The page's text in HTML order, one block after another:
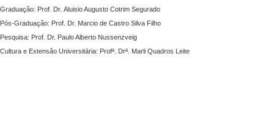
Graduação: Prof. Dr. Aluisio Augusto Cotrim Segurado
Pós-Graduação: Prof. Dr. Marcio de Castro Silva Filho
Pesquisa: Prof. Dr. Paulo Alberto Nussenzveig
Cultura e Extensão Universitária: Profª. Drª. Marli Quadros Leite